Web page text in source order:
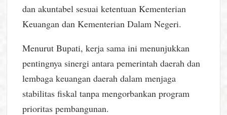
dan akuntabel sesuai ketentuan Kementerian
Keuangan dan Kementerian Dalam Negeri.
Menurut Bupati, kerja sama ini menunjukkan
pentingnya sinergi antara pemerintah daerah dan
lembaga keuangan daerah dalam menjaga
stabilitas fiskal tanpa mengorbankan program
prioritas pembangunan.